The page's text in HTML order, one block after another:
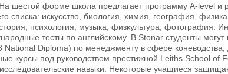
На шестой форме школа предлагает программу A-level и
искусство, биология, химия, география,
психология, музыка, физкультура, фотография.
тесты по английскому. В Stonar студенты
Diploma) по менеджменту в сфере коневодства,
курсы под руководством престижной Leiths School of
навыки. Некоторые учащиеся